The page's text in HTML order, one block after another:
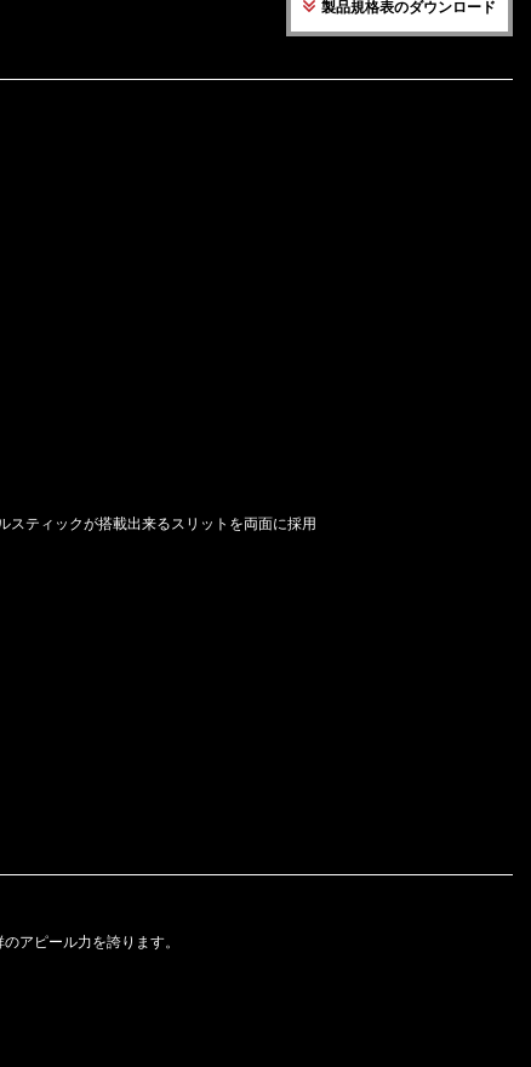
製品規格表のダウンロード
スティックが搭載出来るスリットを両面に採用
アピール力を誇ります。